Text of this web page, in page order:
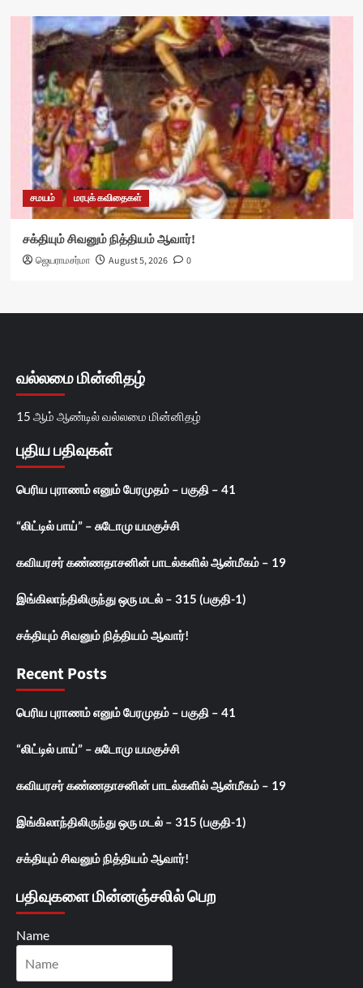
சமயம் மரபுக் கவிதைகள்
சக்தியும் சிவனும் நித்தியம் ஆவார்!
ஜெயராமசர்மா August 5, 2026 0
வல்லமை மின்னிதழ்
15 ஆம் ஆண்டில் வல்லமை மின்னிதழ்
புதிய பதிவுகள்
பெரிய புராணம் எனும் பேரமுதம் – பகுதி – 41
“லிட்டில் பாய்” – சுடோமு யமகுச்சி
கவியரசர் கண்ணதாசனின் பாடல்களில் ஆன்மீகம் – 19
இங்கிலாந்திலிருந்து ஒரு மடல் – 315 (பகுதி-1)
சக்தியும் சிவனும் நித்தியம் ஆவார்!
Recent Posts
பெரிய புராணம் எனும் பேரமுதம் – பகுதி – 41
“லிட்டில் பாய்” – சுடோமு யமகுச்சி
கவியரசர் கண்ணதாசனின் பாடல்களில் ஆன்மீகம் – 19
இங்கிலாந்திலிருந்து ஒரு மடல் – 315 (பகுதி-1)
சக்தியும் சிவனும் நித்தியம் ஆவார்!
பதிவுகளை மின்னஞ்சலில் பெற
Name